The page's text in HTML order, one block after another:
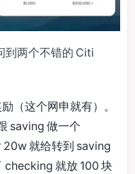
到两个不错的 Citi
（这个网申就有）。
saving 做一个
就给转到 saving
checking 就放 100 块